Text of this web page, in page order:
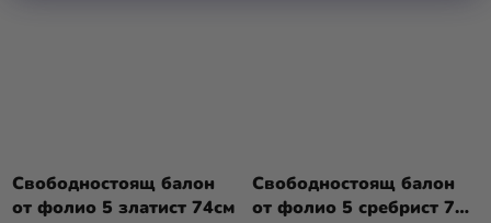
Свободностоящ балон
от фолио 5 златист 74см
Свободностоящ балон
от фолио 5 сребрист 70